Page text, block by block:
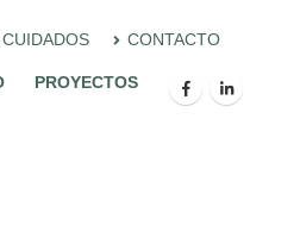
CONTACTO
PROYECTOS